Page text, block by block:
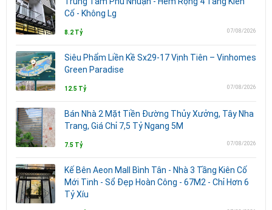
Cố - Không Lg
8.2 Tỷ 07/08/2026
Siêu Phẩm Liền Kề Sx29-17 Vịnh Tiên – Vinhomes
Green Paradise
12.5 Tỷ 07/08/2026
Bán Nhà 2 Mặt Tiền Đường Thủy Xưởng, Tây Nha
Trang, Giá Chỉ 7,5 Tỷ Ngang 5M
7.5 Tỷ 07/08/2026
Kế Bên Aeon Mall Bình Tân - Nhà 3 Tầng Kiên Cố
Mới Tinh - Sổ Đẹp Hoàn Công - 67M2 - Chỉ Hơn 6
Tỷ Xíu